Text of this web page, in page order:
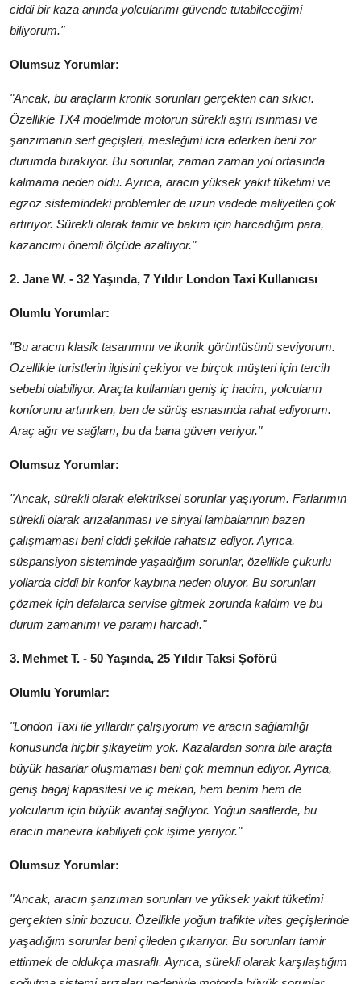
ciddi bir kaza anında yolcularımı güvende tutabileceğimi
biliyorum."
Olumsuz Yorumlar:
"Ancak, bu araçların kronik sorunları gerçekten can sıkıcı.
Özellikle TX4 modelimde motorun sürekli aşırı ısınması ve
şanzımanın sert geçişleri, mesleğimi icra ederken beni zor
durumda bırakıyor. Bu sorunlar, zaman zaman yol ortasında
kalmama neden oldu. Ayrıca, aracın yüksek yakıt tüketimi ve
egzoz sistemindeki problemler de uzun vadede maliyetleri çok
artırıyor. Sürekli olarak tamir ve bakım için harcadığım para,
kazancımı önemli ölçüde azaltıyor."
2. Jane W. - 32 Yaşında, 7 Yıldır London Taxi Kullanıcısı
Olumlu Yorumlar:
"Bu aracın klasik tasarımını ve ikonik görüntüsünü seviyorum.
Özellikle turistlerin ilgisini çekiyor ve birçok müşteri için tercih
sebebi olabiliyor. Araçta kullanılan geniş iç hacim, yolcuların
konforunu artırırken, ben de sürüş esnasında rahat ediyorum.
Araç ağır ve sağlam, bu da bana güven veriyor."
Olumsuz Yorumlar:
"Ancak, sürekli olarak elektriksel sorunlar yaşıyorum. Farlarımın
sürekli olarak arızalanması ve sinyal lambalarının bazen
çalışmaması beni ciddi şekilde rahatsız ediyor. Ayrıca,
süspansiyon sisteminde yaşadığım sorunlar, özellikle çukurlu
yollarda ciddi bir konfor kaybına neden oluyor. Bu sorunları
çözmek için defalarca servise gitmek zorunda kaldım ve bu
durum zamanımı ve paramı harcadı."
3. Mehmet T. - 50 Yaşında, 25 Yıldır Taksi Şoförü
Olumlu Yorumlar:
"London Taxi ile yıllardır çalışıyorum ve aracın sağlamlığı
konusunda hiçbir şikayetim yok. Kazalardan sonra bile araçta
büyük hasarlar oluşmaması beni çok memnun ediyor. Ayrıca,
geniş bagaj kapasitesi ve iç mekan, hem benim hem de
yolcularım için büyük avantaj sağlıyor. Yoğun saatlerde, bu
aracın manevra kabiliyeti çok işime yarıyor."
Olumsuz Yorumlar:
"Ancak, aracın şanzıman sorunları ve yüksek yakıt tüketimi
gerçekten sinir bozucu. Özellikle yoğun trafikte vites geçişlerinde
yaşadığım sorunlar beni çileden çıkarıyor. Bu sorunları tamir
ettirmek de oldukça masraflı. Ayrıca, sürekli olarak karşılaştığım